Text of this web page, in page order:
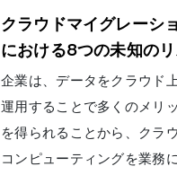
クラウドマイグレーシ
における8つの未知の
クと回避方法
企業は、データをクラウド
運用することで多くのメリ
を得られることから、クラ
コンピューティングを業務